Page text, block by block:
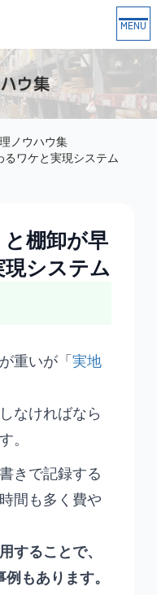
ノウハウ集
ワケと実現システム
棚卸が早
現システム
重いが「実地
なければなら
。
きで記録する
間も多く費や
することで、
もあります。